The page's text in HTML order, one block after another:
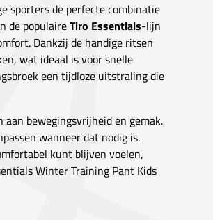
sporters de perfecte combinatie
de populaireTiro Essentials-lijn
Dankzij de handige ritsen
wat ideaal is voor snelle
een tijdloze uitstraling die
aan bewegingsvrijheid en gemak.
wanneer dat nodig is.
kunt blijven voelen,
Winter Training Pant Kids